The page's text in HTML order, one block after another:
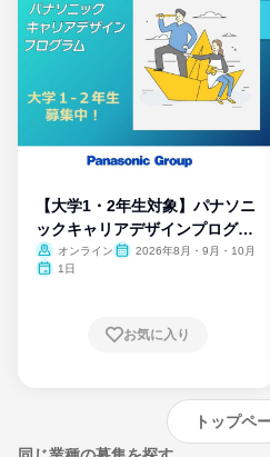
【大学1・2年生対象】パナソニ
ックキャリアデザインプログラ
ム
オンライン
2026年8月・9月・10月
1日
お気に入り
トップペ